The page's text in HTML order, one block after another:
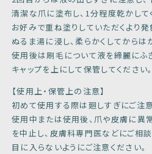
清潔な爪に塗布し、1分程度乾かして
お好みで重ね塗りしていただくより発
ぬるま湯に浸し、柔らかくしてからは
使用後は刷毛について液を締麗にふ
キャップを上にして保管してください。
【使用上・保管上の注意】
初めて使用する際は廻しすぎにご注意
使用中または使用後、爪や皮膚に異
を中止し、皮膚科専門医などにご相談
目に入らないようにご注意ください。